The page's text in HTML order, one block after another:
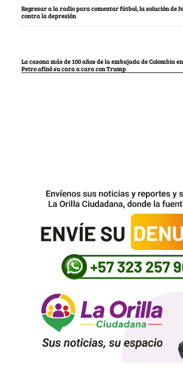
Regresar a la radio para comentar fútbol, la solución de
contra la depresión
La casona más de 100 años de la embajada de Colombia
Petro afinó su cara a cara con Trump